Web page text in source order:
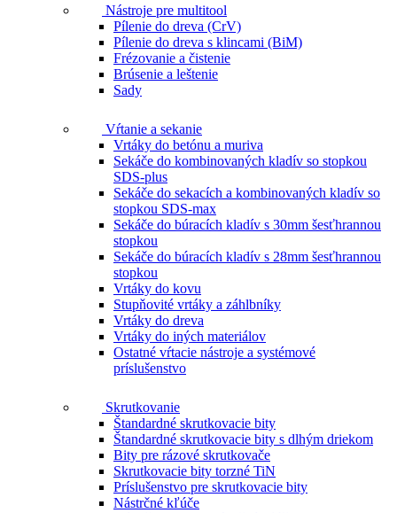
Nástroje pre multitool
Pílenie do dreva (CrV)
Pílenie do dreva s klincami (BiM)
Frézovanie a čistenie
Brúsenie a leštenie
Sady
Vŕtanie a sekanie
Vrtáky do betónu a muriva
Sekáče do kombinovaných kladív so stopkou
SDS-plus
Sekáče do sekacích a kombinovaných kladív so
stopkou SDS-max
Sekáče do búracích kladív s 30mm šesťhrannou
stopkou
Sekáče do búracích kladív s 28mm šesťhrannou
stopkou
Vrtáky do kovu
Stupňovité vrtáky a záhlbníky
Vrtáky do dreva
Vrtáky do iných materiálov
Ostatné vŕtacie nástroje a systémové
príslušenstvo
Skrutkovanie
Štandardné skrutkovacie bity
Štandardné skrutkovacie bity s dlhým driekom
Bity pre rázové skrutkovače
Skrutkovacie bity torzné TiN
Príslušenstvo pre skrutkovacie bity
Nástrčné kľúče